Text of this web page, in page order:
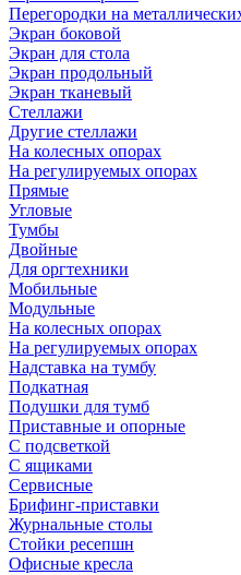
Перегородки на
Экран боковой
Экран для стола
Экран продольный
Экран тканевый
Стеллажи
Другие стеллажи
На колесных опорах
На регулируемых опорах
Прямые
Угловые
Тумбы
Двойные
Для оргтехники
Мобильные
Модульные
На колесных опорах
На регулируемых опорах
Надставка на тумбу
Подкатная
Подушки для тумб
Приставные и опорные
С подсветкой
С ящиками
Сервисные
Брифинг-приставки
Журнальные столы
Стойки ресепшн
Офисные кресла